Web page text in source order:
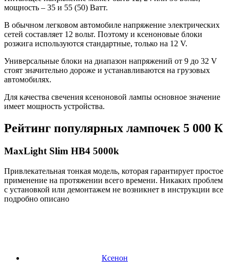
мощность – 35 и 55 (50) Ватт.
В обычном легковом автомобиле напряжение электрических
сетей составляет 12 вольт. Поэтому и ксеноновые блоки
розжига используются стандартные, только на 12 V.
Универсальные блоки на диапазон напряжений от 9 до 32 V
стоят значительно дороже и устанавливаются на грузовых
автомобилях.
Для качества свечения ксеноновой лампы основное значение
имеет мощность устройства.
Рейтинг популярных лампочек 5 000 К
MaxLight Slim HB4 5000k
Привлекательная тонкая модель, которая гарантирует простое
применение на протяжении всего времени. Никаких проблем
с установкой или демонтажем не возникнет в инструкции все
подробно описано
Ксенон